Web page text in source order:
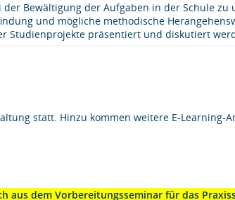
Bewältigung der Aufgaben in der Schule
und mögliche methodische
Studienprojekte präsentiert und diskutiert
statt. Hinzu kommen weitere E-Learning-
aus dem Vorbereitungsseminar für das